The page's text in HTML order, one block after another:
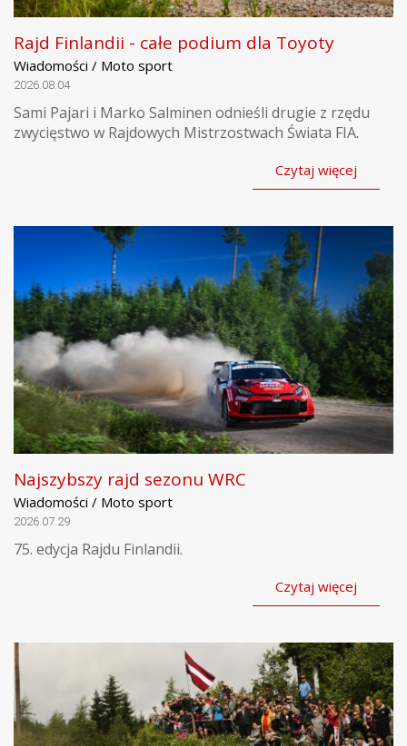
Rajd Finlandii - całe podium dla Toyoty
Wiadomości / Moto sport
2026.08.04
Sami Pajari i Marko Salminen odnieśli drugie z rzędu
zwycięstwo w Rajdowych Mistrzostwach Świata FIA.
Czytaj więcej
Najszybszy rajd sezonu WRC
Wiadomości / Moto sport
2026.07.29
75. edycja Rajdu Finlandii.
Czytaj więcej